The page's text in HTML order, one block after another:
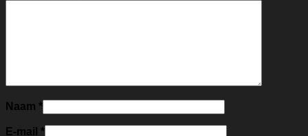
Naam *
E-mail *